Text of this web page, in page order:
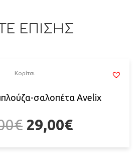
ΕΠΙΣΗΣ
Κορίτσι
σαλοπέτα Αvelix
€ 29,00€